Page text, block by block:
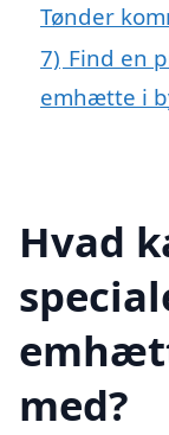
Tønder
7) Find en
emhætte i
Hvad
med?